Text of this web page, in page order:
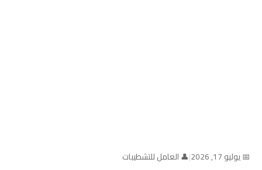
📅 يوليو 17, 2026 |👤 العامل للتشطيبات